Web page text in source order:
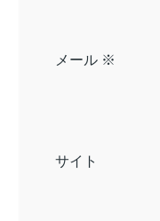
メール ※
サイト